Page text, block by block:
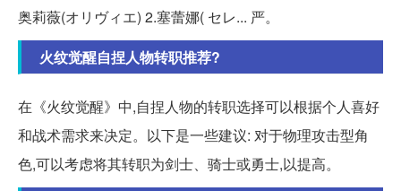
奥莉薇(オリヴィエ) 2.塞蕾娜( セレ... 严。
火纹觉醒自捏人物转职推荐?
在《火纹觉醒》中,自捏人物的转职选择可以根据个人喜好
和战术需求来决定。以下是一些建议: 对于物理攻击型角
色,可以考虑将其转职为剑士、骑士或勇士,以提高。